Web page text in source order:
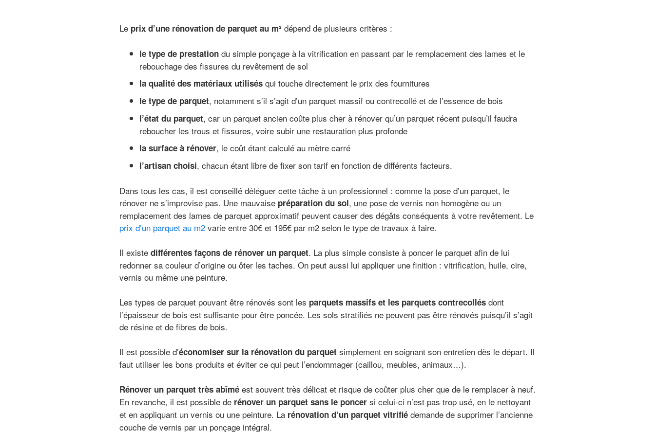
Le prix d’une rénovation de parquet au m² dépend de plusieurs critères :
le type de prestation du simple ponçage à la vitrification en passant par le remplacement des lames et le
rebouchage des fissures du revêtement de sol
la qualité des matériaux utilisés qui touche directement le prix des fournitures
le type de parquet, notamment s’il s’agit d’un parquet massif ou contrecollé et de l’essence de bois
l’état du parquet, car un parquet ancien coûte plus cher à rénover qu’un parquet récent puisqu’il faudra
reboucher les trous et fissures, voire subir une restauration plus profonde
la surface à rénover, le coût étant calculé au mètre carré
l’artisan choisi, chacun étant libre de fixer son tarif en fonction de différents facteurs.
Dans tous les cas, il est conseillé déléguer cette tâche à un professionnel : comme la pose d’un parquet, le
rénover ne s’improvise pas. Une mauvaise préparation du sol, une pose de vernis non homogène ou un
remplacement des lames de parquet approximatif peuvent causer des dégâts conséquents à votre revêtement. Le
prix d’un parquet au m2varie entre 30€ et 195€ par m2 selon le type de travaux à faire.
Il existe différentes façons de rénover un parquet. La plus simple consiste à poncer le parquet afin de lui
redonner sa couleur d’origine ou ôter les taches. On peut aussi lui appliquer une finition : vitrification, huile, cire,
vernis ou même une peinture.
Les types de parquet pouvant être rénovés sont les parquets massifs et les parquets contrecollés dont
l’épaisseur de bois est suffisante pour être poncée. Les sols stratifiés ne peuvent pas être rénovés puisqu’il s’agit
de résine et de fibres de bois.
Il est possible d’économiser sur la rénovation du parquet simplement en soignant son entretien dès le départ. Il
faut utiliser les bons produits et éviter ce qui peut l’endommager (caillou, meubles, animaux…).
Rénover un parquet très abîméest souvent très délicat et risque de coûter plus cher que de le remplacer à neuf.
En revanche, il est possible de rénover un parquet sans le poncersi celui-ci n’est pas trop usé, en le nettoyant
et en appliquant un vernis ou une peinture. La rénovation d’un parquet vitrifié demande de supprimer l’ancienne
couche de vernis par un ponçage intégral.